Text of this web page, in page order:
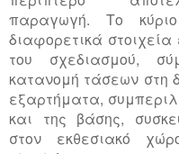
παραγωγή. Το
διαφορετικά
του σχεδιασμού,
κατανομή τάσεων στη
εξαρτήματα,
και της βάσης,
στον εκθεσιακό